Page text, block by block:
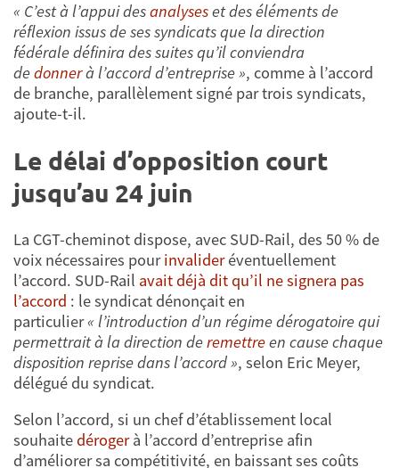
« C’est à l’appui desanalyseset des éléments de
réflexion issus de ses syndicats que la direction
fédérale définira des suites qu’il conviendra
dedonnerà l’accord d’entreprise », comme à l’accord
de branche, parallèlement signé par trois syndicats,
ajoute-t-il.
Le délai d’opposition court
jusqu’au 24 juin
La CGT-cheminot dispose, avec SUD-Rail, des 50 % de
voix nécessaires pourinvalideréventuellement
l’accord. SUD-Rail avait déjà dit qu’il ne signera pas
l’accord : le syndicat dénonçait en
particulier« l’introduction d’un régime dérogatoire qui
permettrait à la direction deremettreen cause chaque
disposition reprise dans l’accord », selon Eric Meyer,
délégué du syndicat.
Selon l’accord, si un chef d’établissement local
souhaitedérogerà l’accord d’entreprise afin
d’améliorer sa compétitivité, en baissant ses coûts